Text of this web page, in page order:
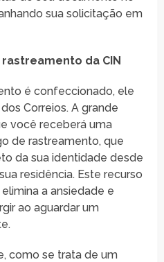
sua solicitação em
da CIN
é confeccionado, ele
Correios. A grande
você receberá uma
de rastreamento, que
da sua identidade desde
residência. Este recurso
a ansiedade e
ao aguardar um
como se trata de um